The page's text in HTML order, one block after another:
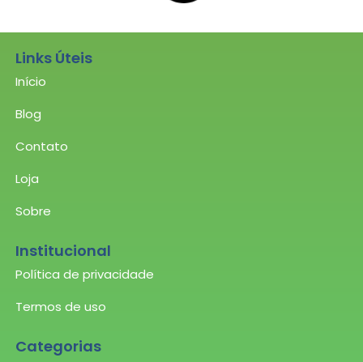
Links Úteis
Início
Blog
Contato
Loja
Sobre
Institucional
Política de privacidade
Termos de uso
Categorias